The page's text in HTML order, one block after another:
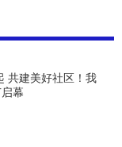
共建美好社区！我
幕